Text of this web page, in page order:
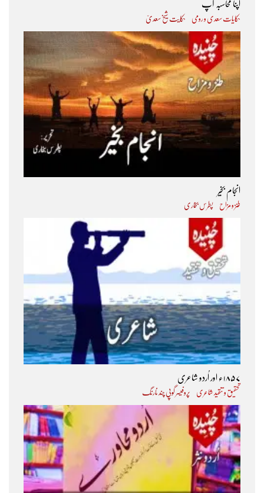
اپنا محاسبہ آپ
حکایات سعدی و رومی حکایت شیخ سعدیؒ
انجام بخیر
طنز و مزاح پطرس بخاری
۱۸۵۷ء اور اُردو شاعری
تحقیق و تنقید شاعری پروفیسر گوپی چند نارنگ